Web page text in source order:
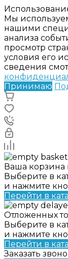
Мы
нашими
анализа
просмотр
условия его
сведения
Принимаю
Ваша корзина
Выберите в
и нажмите
Перейти в
Отложенных
Выберите в
и нажмите
Перейти в
Заказать